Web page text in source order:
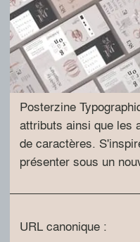
Posterzine
attributs ainsi que les
de caractères.
présenter sous un
URL canonique :